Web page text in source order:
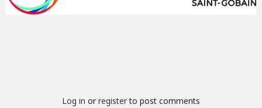
Log in orregisterto post comments